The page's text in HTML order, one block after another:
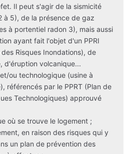
Il peut s'agir de la sismicité
à 5), de la présence de gaz
à portentiel radon 3), mais aussi
ayant fait l'objet d'un PPRI
Risques Inondations), de
d'éruption volcanique...
ou technologique (usine à
référencés par le PPRT (Plan de
Technologiques) approuvé
où se trouve le logement ;
en raison des risques qui y
un plan de prévention des